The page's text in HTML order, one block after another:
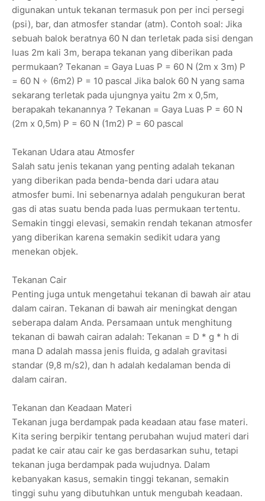
digunakan untuk tekanan termasuk pon per inci persegi
(psi), bar, dan atmosfer standar (atm). Contoh soal: Jika
sebuah balok beratnya 60 N dan terletak pada sisi dengan
luas 2m kali 3m, berapa tekanan yang diberikan pada
permukaan? Tekanan = Gaya Luas P = 60 N (2m x 3m) P
= 60 N ÷ (6m2) P = 10 pascal Jika balok 60 N yang sama
sekarang terletak pada ujungnya yaitu 2m x 0,5m,
berapakah tekanannya ? Tekanan = Gaya Luas P = 60 N
(2m x 0,5m) P = 60 N (1m2) P = 60 pascal
Tekanan Udara atau Atmosfer
Salah satu jenis tekanan yang penting adalah tekanan
yang diberikan pada benda-benda dari udara atau
atmosfer bumi. Ini sebenarnya adalah pengukuran berat
gas di atas suatu benda pada luas permukaan tertentu.
Semakin tinggi elevasi, semakin rendah tekanan atmosfer
yang diberikan karena semakin sedikit udara yang
menekan objek.
Tekanan Cair
Penting juga untuk mengetahui tekanan di bawah air atau
dalam cairan. Tekanan di bawah air meningkat dengan
seberapa dalam Anda. Persamaan untuk menghitung
tekanan di bawah cairan adalah: Tekanan = D * g * h di
mana D adalah massa jenis fluida, g adalah gravitasi
standar (9,8 m/s2), dan h adalah kedalaman benda di
dalam cairan.
Tekanan dan Keadaan Materi
Tekanan juga berdampak pada keadaan atau fase materi.
Kita sering berpikir tentang perubahan wujud materi dari
padat ke cair atau cair ke gas berdasarkan suhu, tetapi
tekanan juga berdampak pada wujudnya. Dalam
kebanyakan kasus, semakin tinggi tekanan, semakin
tinggi suhu yang dibutuhkan untuk mengubah keadaan.